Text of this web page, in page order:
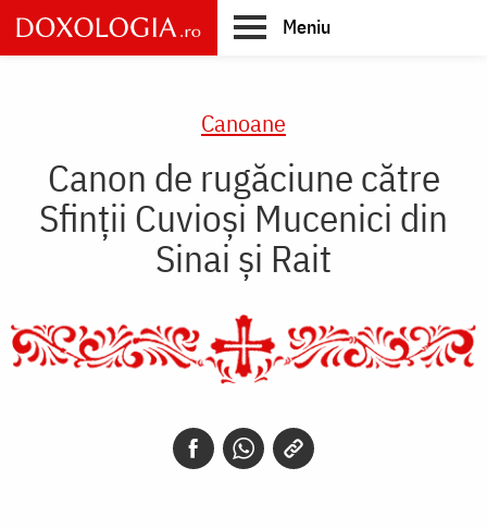
Skip
to
main
Meniu
Canoane
Canon de rugăciune către
Sfinţii Cuvioşi Mucenici din
Sinai şi Rait